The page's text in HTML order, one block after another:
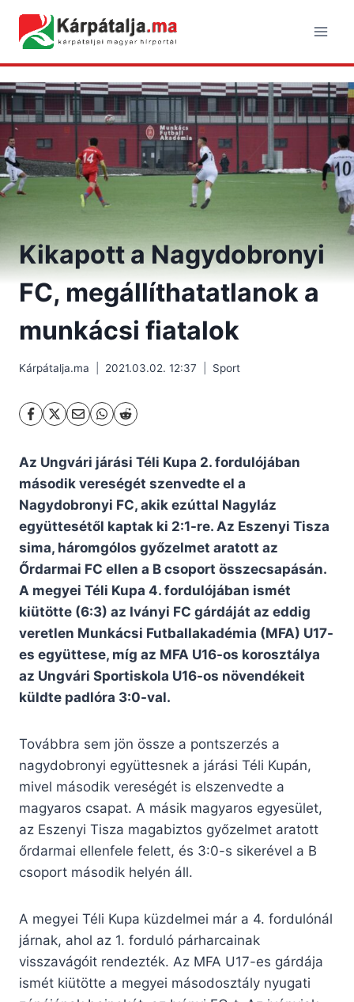
content
Kikapott a Nagydobronyi
FC, megállíthatatlanok a
munkácsi fiatalok
Kárpátalja.ma 2021.03.02. 12:37 Sport
Az Ungvári járási Téli Kupa 2. fordulójában
második vereségét szenvedte el a
Nagydobronyi FC, akik ezúttal Nagyláz
együttesétől kaptak ki 2:1-re. Az Eszenyi Tisza
sima, háromgólos győzelmet aratott az
Őrdarmai FC ellen a B csoport összecsapásán.
A megyei Téli Kupa 4. fordulójában ismét
kiütötte (6:3) az Iványi FC gárdáját az eddig
veretlen Munkácsi Futballakadémia (MFA) U17-
es együttese, míg az MFA U16-os korosztálya
az Ungvári Sportiskola U16-os növendékeit
küldte padlóra 3:0-val.
Továbbra sem jön össze a pontszerzés a
nagydobronyi együttesnek a járási Téli Kupán,
mivel második vereségét is elszenvedte a
magyaros csapat. A másik magyaros egyesület,
az Eszenyi Tisza magabiztos győzelmet aratott
őrdarmai ellenfele felett, és 3:0-s sikerével a B
csoport második helyén áll.
A megyei Téli Kupa küzdelmei már a 4. fordulónál
járnak, ahol az 1. forduló párharcainak
visszavágóit rendezték. Az MFA U17-es gárdája
ismét kiütötte a megyei másodosztály nyugati